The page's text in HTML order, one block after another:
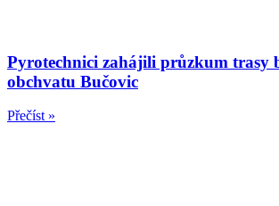
Pyrotechnici zahájili průzkum trasy
obchvatu Bučovic
Přečíst »